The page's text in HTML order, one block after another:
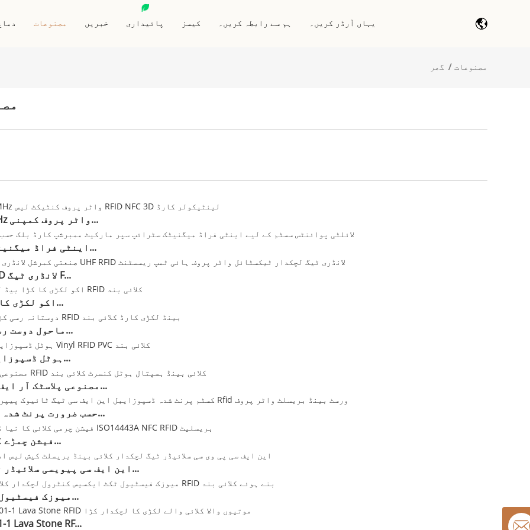
مصنوعات
آر ایف آئی ڈی گیلے جڑنا/اسٹیکر
خبریں پائیداری کیسز ہم سے رابطہ کریں۔ یہاں آرڈر کریں۔
گھر مصنوعات
13.56MHz واٹر پروف کمپنی...
اینٹی فراڈ میگنیٹک سینٹ...
UHF RFID لانڈری ٹیگ F...
اکو لکڑی کا کڑا ہو...
ماحول دوست رسی بریک...
ہوٹل ڈسپوزایبل نرم...
مصنوعی پلاسٹک آر ایف آئی ڈی...
حسب ضرورت پرنٹ شدہ ڈسپوزا...
فیشن چمڑے کی کلائی...
این ایف سی پیویسی سلائیڈر ٹیگ ایلا...
میوزک فیسٹیول کا ٹکٹ...
1 Lava Stone RF...